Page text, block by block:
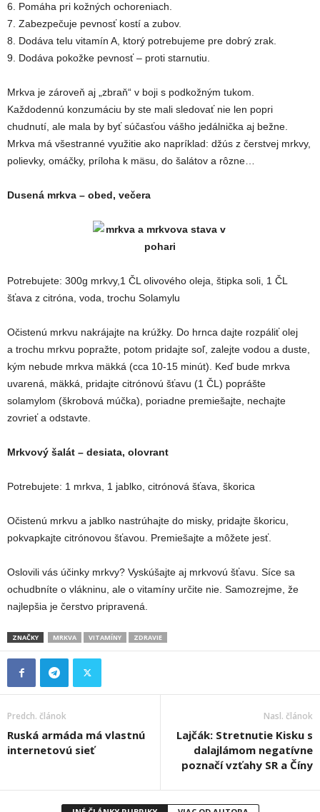
6. Pomáha pri kožných ochoreniach.
7. Zabezpečuje pevnosť kostí a zubov.
8. Dodáva telu vitamín A, ktorý potrebujeme pre dobrý zrak.
9. Dodáva pokožke pevnosť – proti starnutiu.
Mrkva je zároveň aj „zbraň“ v boji s podkožným tukom.
Každodennú konzumáciu by ste mali sledovať nie len popri
chudnutí, ale mala by byť súčasťou vášho jedálnička aj bežne.
Mrkva má všestranné využitie ako napríklad: džús z čerstvej mrkvy,
polievky, omáčky, príloha k mäsu, do šalátov a rôzne…
Dusená mrkva – obed, večera
Potrebujete: 300g mrkvy,1 ČL olivového oleja, štipka soli, 1 ČL
šťava z citróna, voda, trochu Solamylu
Očistenú mrkvu nakrájajte na krúžky. Do hrnca dajte rozpáliť olej
a trochu mrkvu popražte, potom pridajte soľ, zalejte vodou a duste,
kým nebude mrkva mäkká (cca 10-15 minút). Keď bude mrkva
uvarená, mäkká, pridajte citrónovú šťavu (1 ČL) poprášte
solamylom (škrobová múčka), poriadne premiešajte, nechajte
zovrieť a odstavte.
Mrkvový šalát – desiata, olovrant
Potrebujete: 1 mrkva, 1 jablko, citrónová šťava, škorica
Očistenú mrkvu a jablko nastrúhajte do misky, pridajte škoricu,
pokvapkajte citrónovou šťavou. Premiešajte a môžete jesť.
Oslovili vás účinky mrkvy? Vyskúšajte aj mrkvovú šťavu. Síce sa
ochudbníte o vlákninu, ale o vitamíny určite nie. Samozrejme, že
najlepšia je čerstvo pripravená.
ZNAČKY MRKVA VITAMÍNY ZDRAVIE
Predch. článok
Ruská armáda má vlastnú
internetovú sieť
Nasl. článok
Lajčák: Stretnutie Kisku s
dalajlámom negatívne
poznačí vzťahy SR a Číny